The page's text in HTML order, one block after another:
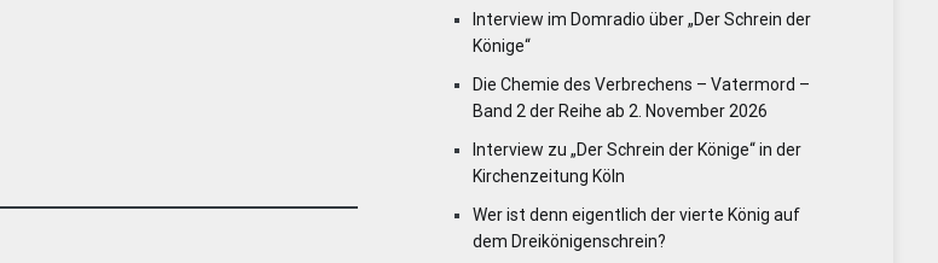
Interview im Domradio über „Der Schrein der
Könige“
Die Chemie des Verbrechens – Vatermord –
Band 2 der Reihe ab 2. November 2026
Interview zu „Der Schrein der Könige“ in der
Kirchenzeitung Köln
Wer ist denn eigentlich der vierte König auf
dem Dreikönigenschrein?